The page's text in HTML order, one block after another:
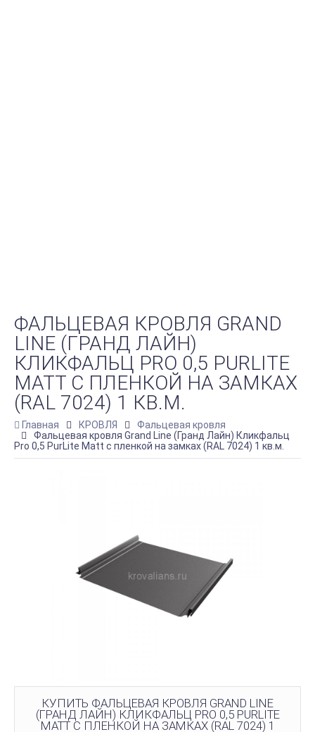
ФАЛЬЦЕВАЯ КРОВЛЯ GRAND
LINE (ГРАНД ЛАЙН)
КЛИКФАЛЬЦ PRO 0,5 PURLITE
MATT С ПЛЕНКОЙ НА ЗАМКАХ
(RAL 7024) 1 КВ.М.
Главная КРОВЛЯ
Фальцевая кровля
Фальцевая кровля Grand Line (Гранд Лайн) Кликфальц
Pro 0,5 PurLite Matt с пленкой на замках (RAL 7024) 1 кв.м.
КУПИТЬ ФАЛЬЦЕВАЯ КРОВЛЯ GRAND LINE
(ГРАНД ЛАЙН) КЛИКФАЛЬЦ PRO 0,5 PURLITE
MATT С ПЛЕНКОЙ НА ЗАМКАХ (RAL 7024) 1